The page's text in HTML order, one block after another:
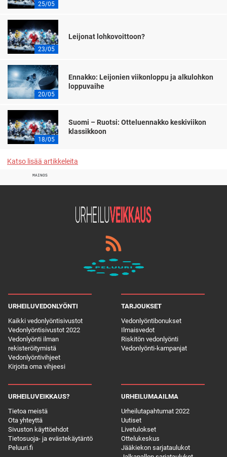
25/05
23/05
Leijonat lohkovoittoon?
20/05
Ennakko: Leijonien viikonloppu ja alkulohkon
loppuvaihe
18/05
Suomi – Ruotsi: Otteluennakko keskiviikon
klassikkoon
Katso lisää artikkeleita
MAINOS
URHEILUVEDONLYÖNTI
Kaikki vedonlyöntisivustot
Vedonlyöntisivustot 2022
Vedonlyönti ilman
rekisteröitymistä
Vedonlyöntivihjeet
Kirjoita oma vihjeesi
TARJOUKSET
Vedonlyöntibonukset
Ilmaisvedot
Riskitön vedonlyönti
Vedonlyönti-kampanjat
URHEILUVEIKKAUS?
Tietoa meistä
Ota yhteyttä
Sivuston käyttöehdot
Tietosuoja- ja evästekäytäntö
Peluuri.fi
URHEILUMAAILMA
Urheilutapahtumat 2022
Uutiset
Livetulokset
Ottelukeskus
Jääkiekon sarjataulukot